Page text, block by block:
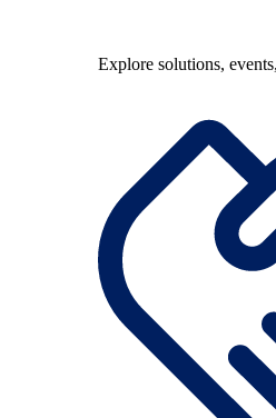
Explore solutions,